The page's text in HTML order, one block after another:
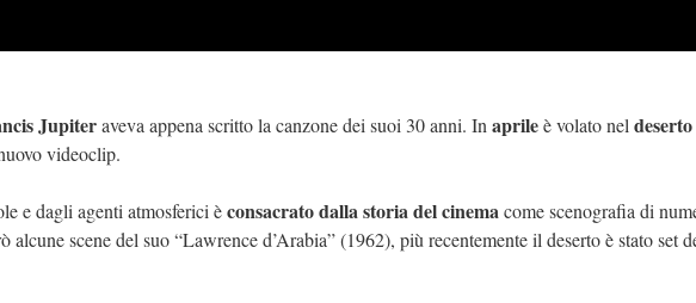
Jupiteraveva appena scritto la canzone dei suoi 30 anni. In aprileè volato nel
videoclip.
e dagli agenti atmosferici èconsacrato dalla storia del cinemacome scenografia di
alcune scene del suo “Lawrence d’Arabia” (1962), più recentemente il deserto è stato set